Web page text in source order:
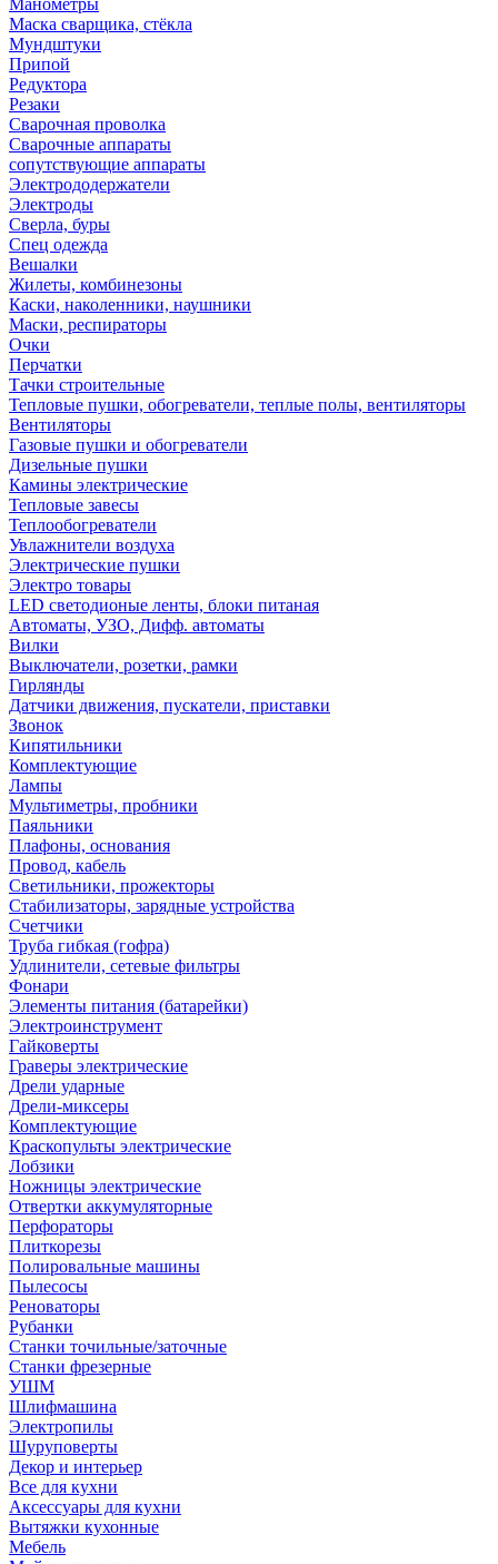
Манометры
Маска сварщика, стёкла
Мундштуки
Припой
Редуктора
Резаки
Сварочная проволка
Сварочные аппараты
сопутствующие аппараты
Электрододержатели
Электроды
Сверла, буры
Спец одежда
Вешалки
Жилеты, комбинезоны
Каски, наколенники, наушники
Маски, респираторы
Очки
Перчатки
Тачки строительные
Тепловые пушки, обогреватели, теплые полы, вентиляторы
Вентиляторы
Газовые пушки и обогреватели
Дизельные пушки
Камины электрические
Тепловые завесы
Теплообогреватели
Увлажнители воздуха
Электрические пушки
Электро товары
LED светодионые ленты, блоки питаная
Автоматы, УЗО, Дифф. автоматы
Вилки
Выключатели, розетки, рамки
Гирлянды
Датчики движения, пускатели, приставки
Звонок
Кипятильники
Комплектующие
Лампы
Мультиметры, пробники
Паяльники
Плафоны, основания
Провод, кабель
Светильники, прожекторы
Стабилизаторы, зарядные устройства
Счетчики
Труба гибкая (гофра)
Удлинители, сетевые фильтры
Фонари
Элементы питания (батарейки)
Электроинструмент
Гайковерты
Граверы электрические
Дрели ударные
Дрели-миксеры
Комплектующие
Краскопульты электрические
Лобзики
Ножницы электрические
Отвертки аккумуляторные
Перфораторы
Плиткорезы
Полировальные машины
Пылесосы
Реноваторы
Рубанки
Станки точильные/заточные
Станки фрезерные
УШМ
Шлифмашина
Электропилы
Шуруповерты
Декор и интерьер
Все для кухни
Аксессуары для кухни
Вытяжки кухонные
Мебель